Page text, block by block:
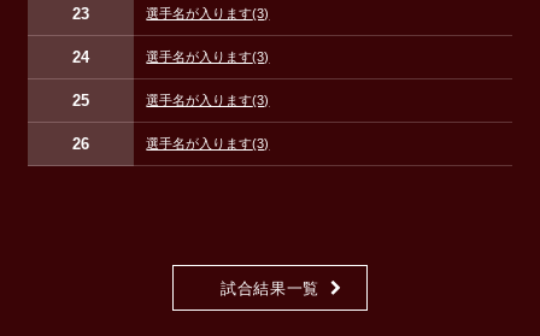
23 選手名が入ります(3)
24 選手名が入ります(3)
25 選手名が入ります(3)
26 選手名が入ります(3)
試合結果一覧